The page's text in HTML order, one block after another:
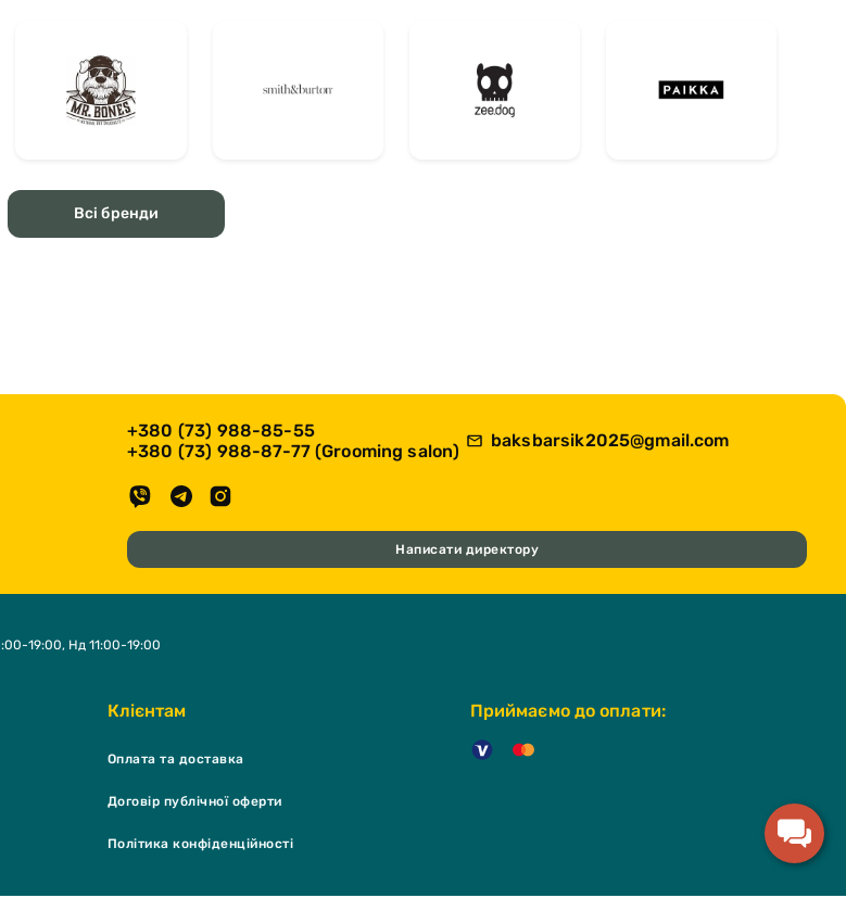
Всі бренди
+380 (73) 988-85-55
+380 (73) 988-87-77 (Grooming salon)
baksbarsik2025@gmail.com
Написати директору
Клієнтам
Оплата та доставка
Договір публічної оферти
Політика конфіденційності
Приймаємо до оплати:
19:00, Нд 11:00-19:00